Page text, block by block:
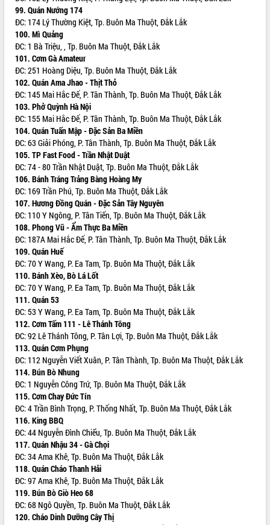
địa chính, hoàn thiện cơ sở dữ liệu đất
đai
Ứng dụng sinh trắc học - Bước tiến
trong hành trình chuyển đổi số tại Đắk
Lắk
Đắk Lắk nâng cao hiệu quả công tác
Đảng từ Sổ tay đảng viên điện tử
Đắk Lắk đẩy mạnh nuôi biển công
nghệ, hướng tới phát triển thủy sản
bền vững
Tập huấn nâng cao năng lực triển khai
chuyển đổi số cho cán bộ, công chức
cấp xã
Đắk Lắk phát động hưởng ứng Ngày
Quyền của người tiêu dùng Việt Nam
2026
Đẩy mạnh cải cách hành chính, quyết
tâm đạt được mục tiêu tăng trưởng
hai con số trong năm 2026
Tổ chức trang trọng Lễ hội Đền thờ
Lương Văn Chánh năm 2026
Phó Bí thư Tỉnh ủy Đắk Lắk Đỗ Hữu
Huy giữ chức Bí thư Đảng ủy Ủy Ban
Nhân dân tỉnh
Bệnh án điện tử thúc đẩy chuyển đổi
số y tế tại Đắk Lắk
Chuyển đổi số thư viện: Mở rộng
không gian tri thức trong thời đại số
Đánh giá, rút kinh nghiệm công tác tổ
chức diễn tập trước ngày bầu cử
Chương trình “Gặp gỡ hữu nghị –
Friendship Meeting New Year 2026”
Bầu cử Quốc hội và HĐND: Cử tri Đắk
Lắk gửi gắm niềm tin, kỳ vọng vào lá
phiếu
Đắk Lắk sẵn sàng các điều kiện cho
Ngày hội bầu cử đại biểu Quốc hội
khóa XVI và HĐND các cấp nhiệm kỳ
2026-2031
99. Quán Nướng 174
ĐC: 174 Lý Thường Kiệt, Tp. Buôn Ma Thuột, Đắk Lắk
100. Mì Quảng
ĐC: 1 Bà Triệu, , Tp. Buôn Ma Thuột, Đắk Lắk
101. Cơm Gà Amateur
ĐC: 251 Hoàng Diệu, Tp. Buôn Ma Thuột, Đắk Lắk
102. Quán Ama Jhao - Thịt Thỏ
ĐC: 145 Mai Hắc Đế, P. Tân Thành, Tp. Buôn Ma Thuột, Đắk Lắk
103. Phở Quỳnh Hà Nội
ĐC: 155 Mai Hắc Đế, P. Tân Thành, Tp. Buôn Ma Thuột, Đắk Lắk
104. Quán Tuấn Mập - Đặc Sản Ba Miền
ĐC: 63 Giải Phóng, P. Tân Thành, Tp. Buôn Ma Thuột, Đắk Lắk
105. TP Fast Food - Trần Nhật Duật
ĐC: 74 - 80 Trần Nhật Duật, Tp. Buôn Ma Thuột, Đắk Lắk
106. Bánh Tráng Trảng Bàng Hoàng My
ĐC: 169 Trần Phú, Tp. Buôn Ma Thuột, Đắk Lắk
107. Hương Đồng Quán - Đặc Sản Tây Nguyên
ĐC: 110 Y Ngông, P. Tân Tiến, Tp. Buôn Ma Thuột, Đắk Lắk
108. Phong Vũ - Ẩm Thực Ba Miền
ĐC: 187A Mai Hắc Đế, P. Tân Thành, Tp. Buôn Ma Thuột, Đắk Lắk
109. Quán Huế
ĐC: 70 Y Wang, P. Ea Tam, Tp. Buôn Ma Thuột, Đắk Lắk
110. Bánh Xèo, Bò Lá Lốt
ĐC: 70 Y Wang, P. Ea Tam, Tp. Buôn Ma Thuột, Đắk Lắk
111. Quán 53
ĐC: 53 Y Wang, P. Ea Tam, Tp. Buôn Ma Thuột, Đắk Lắk
112. Cơm Tấm 111 - Lê Thánh Tông
ĐC: 92 Lê Thánh Tông, P. Tân Lợi, Tp. Buôn Ma Thuột, Đắk Lắk
113. Quán Cơm Phụng
ĐC: 112 Nguyễn Viết Xuân, P. Tân Thành, Tp. Buôn Ma Thuột, Đắk Lắk
114. Bún Bò Nhung
ĐC: 1 Nguyễn Công Trứ, Tp. Buôn Ma Thuột, Đắk Lắk
115. Cơm Chay Đức Tín
ĐC: 4 Trần Bình Trọng, P. Thống Nhất, Tp. Buôn Ma Thuột, Đắk Lắk
116. King BBQ
ĐC: 44 Nguyễn Đình Chiểu, Tp. Buôn Ma Thuột, Đắk Lắk
117. Quán Nhậu 34 - Gà Chọi
ĐC: 34 Ama Khê, Tp. Buôn Ma Thuột, Đắk Lắk
118. Quán Cháo Thanh Hải
ĐC: 97 Ama Khê, Tp. Buôn Ma Thuột, Đắk Lắk
119. Bún Bò Giò Heo 68
ĐC: 68 Ngô Quyền, Tp. Buôn Ma Thuột, Đắk Lắk
120. Cháo Dinh Dưỡng Cây Thị